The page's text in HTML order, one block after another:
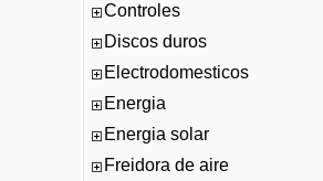
Controles
Discos duros
Electrodomesticos
Energia
Energia solar
Freidora de aire